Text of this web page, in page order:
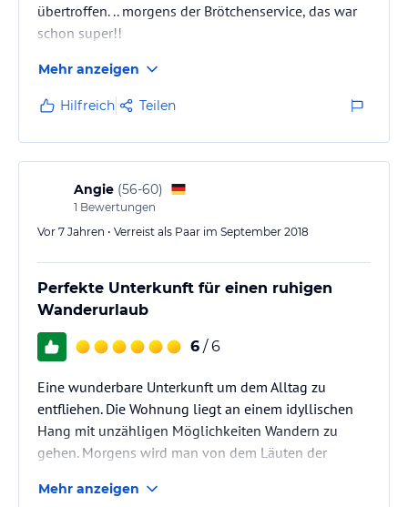
übertroffen. .. morgens der Brötchenservice, das war
schon super!!
Mehr anzeigen
Hilfreich Teilen
Angie (56-60)
1 Bewertungen
Vor 7 Jahren • Verreist als Paar im September 2018
Perfekte Unterkunft für einen ruhigen
Wanderurlaub
6 / 6
Eine wunderbare Unterkunft um dem Alltag zu
entfliehen. Die Wohnung liegt an einem idyllischen
Hang mit unzähligen Möglichkeiten Wandern zu
gehen. Morgens wird man von dem Läuten der
der Tür hängen.
Mehr anzeigen